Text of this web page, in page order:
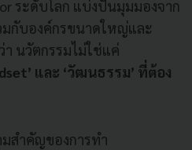
ระดับโลก แบ่งปันมุมมองจาก
กับองค์กรขนาดใหญ่และ
นวัตกรรมไม่ใช่แค่
และ ‘วัฒนธรรม’ ที่ต้อง
สำคัญของการทำ